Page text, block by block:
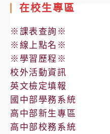
在校生專區
※課表查詢※
※線上點名※
※學習歷程※
校外活動資訊
英文檢定填報
國中部學務系統
高中部新生專區
高中部校務系統